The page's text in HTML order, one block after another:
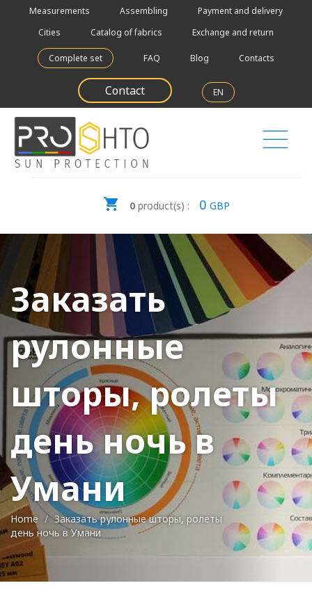
Measurements Assembling
Payment and delivery
Cities
Catalog of fabrics Exchange and return
Complete set FAQ Blog Contacts
Contact EN
0 product(s) : 0 GBP
Заказать
рулонные
шторы, ролеты
день ночь в
Умани
Home
Заказать рулонные шторы, ролеты
день ночь в Умани